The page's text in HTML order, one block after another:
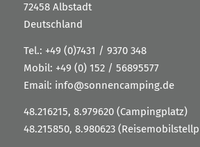
72458 Albstadt
Deutschland
Tel.: +49 (0)7431 / 9370 348
Mobil: +49 (0) 152 / 56895577
Email: info@sonnencamping.de
48.216215, 8.979620 (Campingplatz)
48.215850, 8.980623